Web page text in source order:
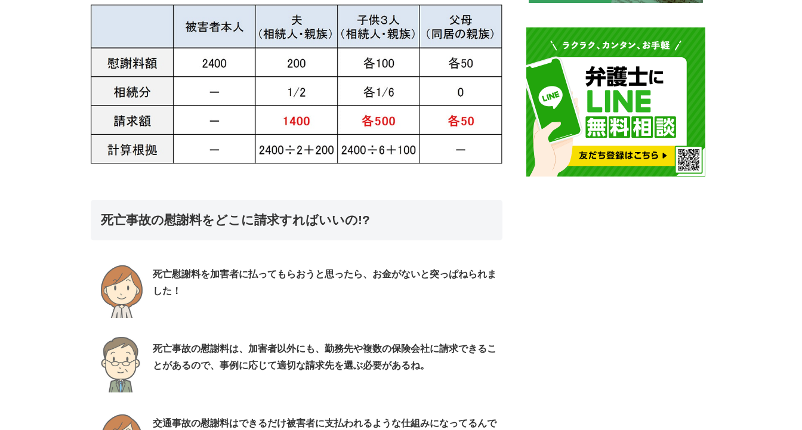
死亡事故の慰謝料をどこに請求すればいいの!?
死亡慰謝料を加害者に払ってもらおうと思ったら、お金がないと突っぱねられま
した！
死亡事故の慰謝料は、加害者以外にも、勤務先や複数の保険会社に請求できるこ
とがあるので、事例に応じて適切な請求先を選ぶ必要があるね。
交通事故の慰謝料はできるだけ被害者に支払われるような仕組みになってるんで